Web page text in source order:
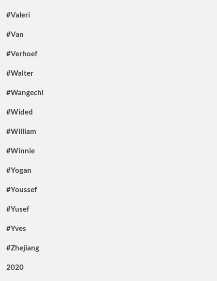
#Valeri
#Van
#Verhoef
#Walter
#Wangechi
#Wided
#William
#Winnie
#Yogan
#Youssef
#Yusef
#Yves
#Zhejiang
2020